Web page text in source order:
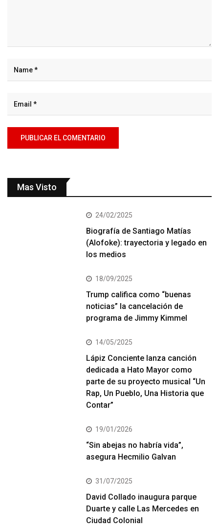
Mas Visto
24/02/2025
Biografía de Santiago Matías
(Alofoke): trayectoria y legado en
los medios
18/09/2025
Trump califica como “buenas
noticias” la cancelación de
programa de Jimmy Kimmel
14/05/2025
Lápiz Conciente lanza canción
dedicada a Hato Mayor como
parte de su proyecto musical “Un
Rap, Un Pueblo, Una Historia que
Contar”
19/01/2026
“Sin abejas no habría vida”,
asegura Hecmilio Galvan
31/07/2025
David Collado inaugura parque
Duarte y calle Las Mercedes en
Ciudad Colonial